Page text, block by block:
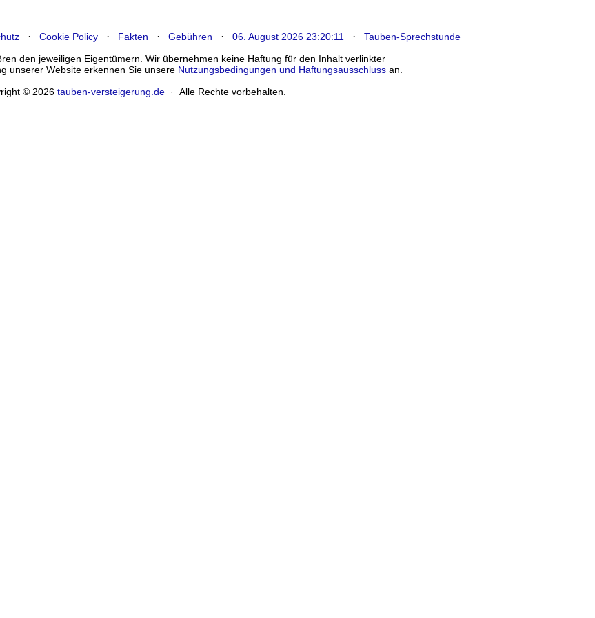
· Cookie Policy · Fakten · Gebühren · 06. August 2026 23:20:11 · Tauben-Sprechstunde
den jeweiligen Eigentümern. Wir übernehmen keine Haftung für den Inhalt verlinkter
unserer Website erkennen Sie unsere Nutzungsbedingungen und Haftungsausschlussan.
© 2026 tauben-versteigerung.de· Alle Rechte vorbehalten.